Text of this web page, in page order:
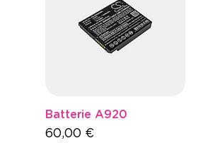
Batterie A920
Preis
60,00 €